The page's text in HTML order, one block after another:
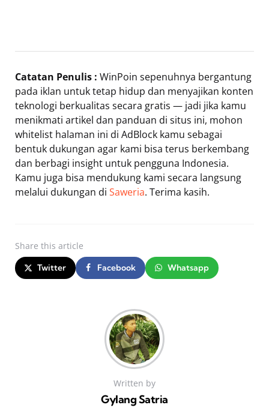
Catatan Penulis : WinPoin sepenuhnya bergantung
pada iklan untuk tetap hidup dan menyajikan konten
teknologi berkualitas secara gratis — jadi jika kamu
menikmati artikel dan panduan di situs ini, mohon
whitelist halaman ini di AdBlock kamu sebagai
bentuk dukungan agar kami bisa terus berkembang
dan berbagi insight untuk pengguna Indonesia.
Kamu juga bisa mendukung kami secara langsung
melalui dukungan di Saweria. Terima kasih.
Share this article
Twitter Facebook Whatsapp
Written by
Gylang Satria